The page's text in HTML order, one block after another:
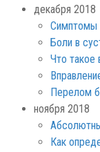
декабря 2018
Симптомы
Боли в
Что такое
Перелом
ноября 2018
Как